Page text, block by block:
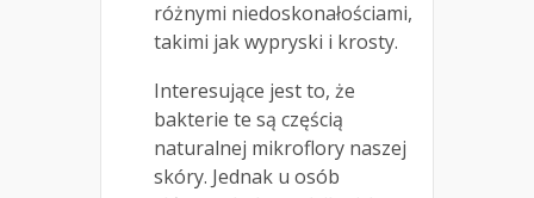
różnymi niedoskonałościami,
takimi jak wypryski i krosty.
Interesujące jest to, że
bakterie te są częścią
naturalnej mikroflory naszej
skóry. Jednak u osób